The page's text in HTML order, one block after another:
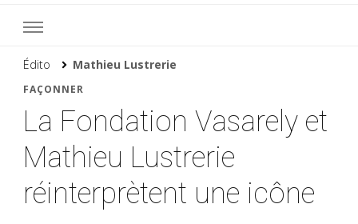
Édito Mathieu Lustrerie
FAÇONNER
La Fondation Vasarely et
Mathieu Lustrerie
réinterprètent une icône